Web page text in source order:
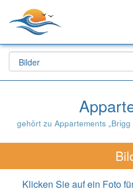
gehört zu Appartements
Klicken Sie auf ein Foto